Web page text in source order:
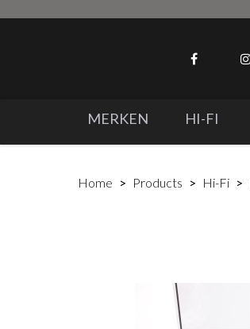
MERKEN HI-FI
Home Products Hi-Fi